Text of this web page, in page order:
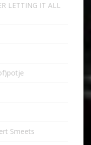
LETTING IT ALL
Smeets